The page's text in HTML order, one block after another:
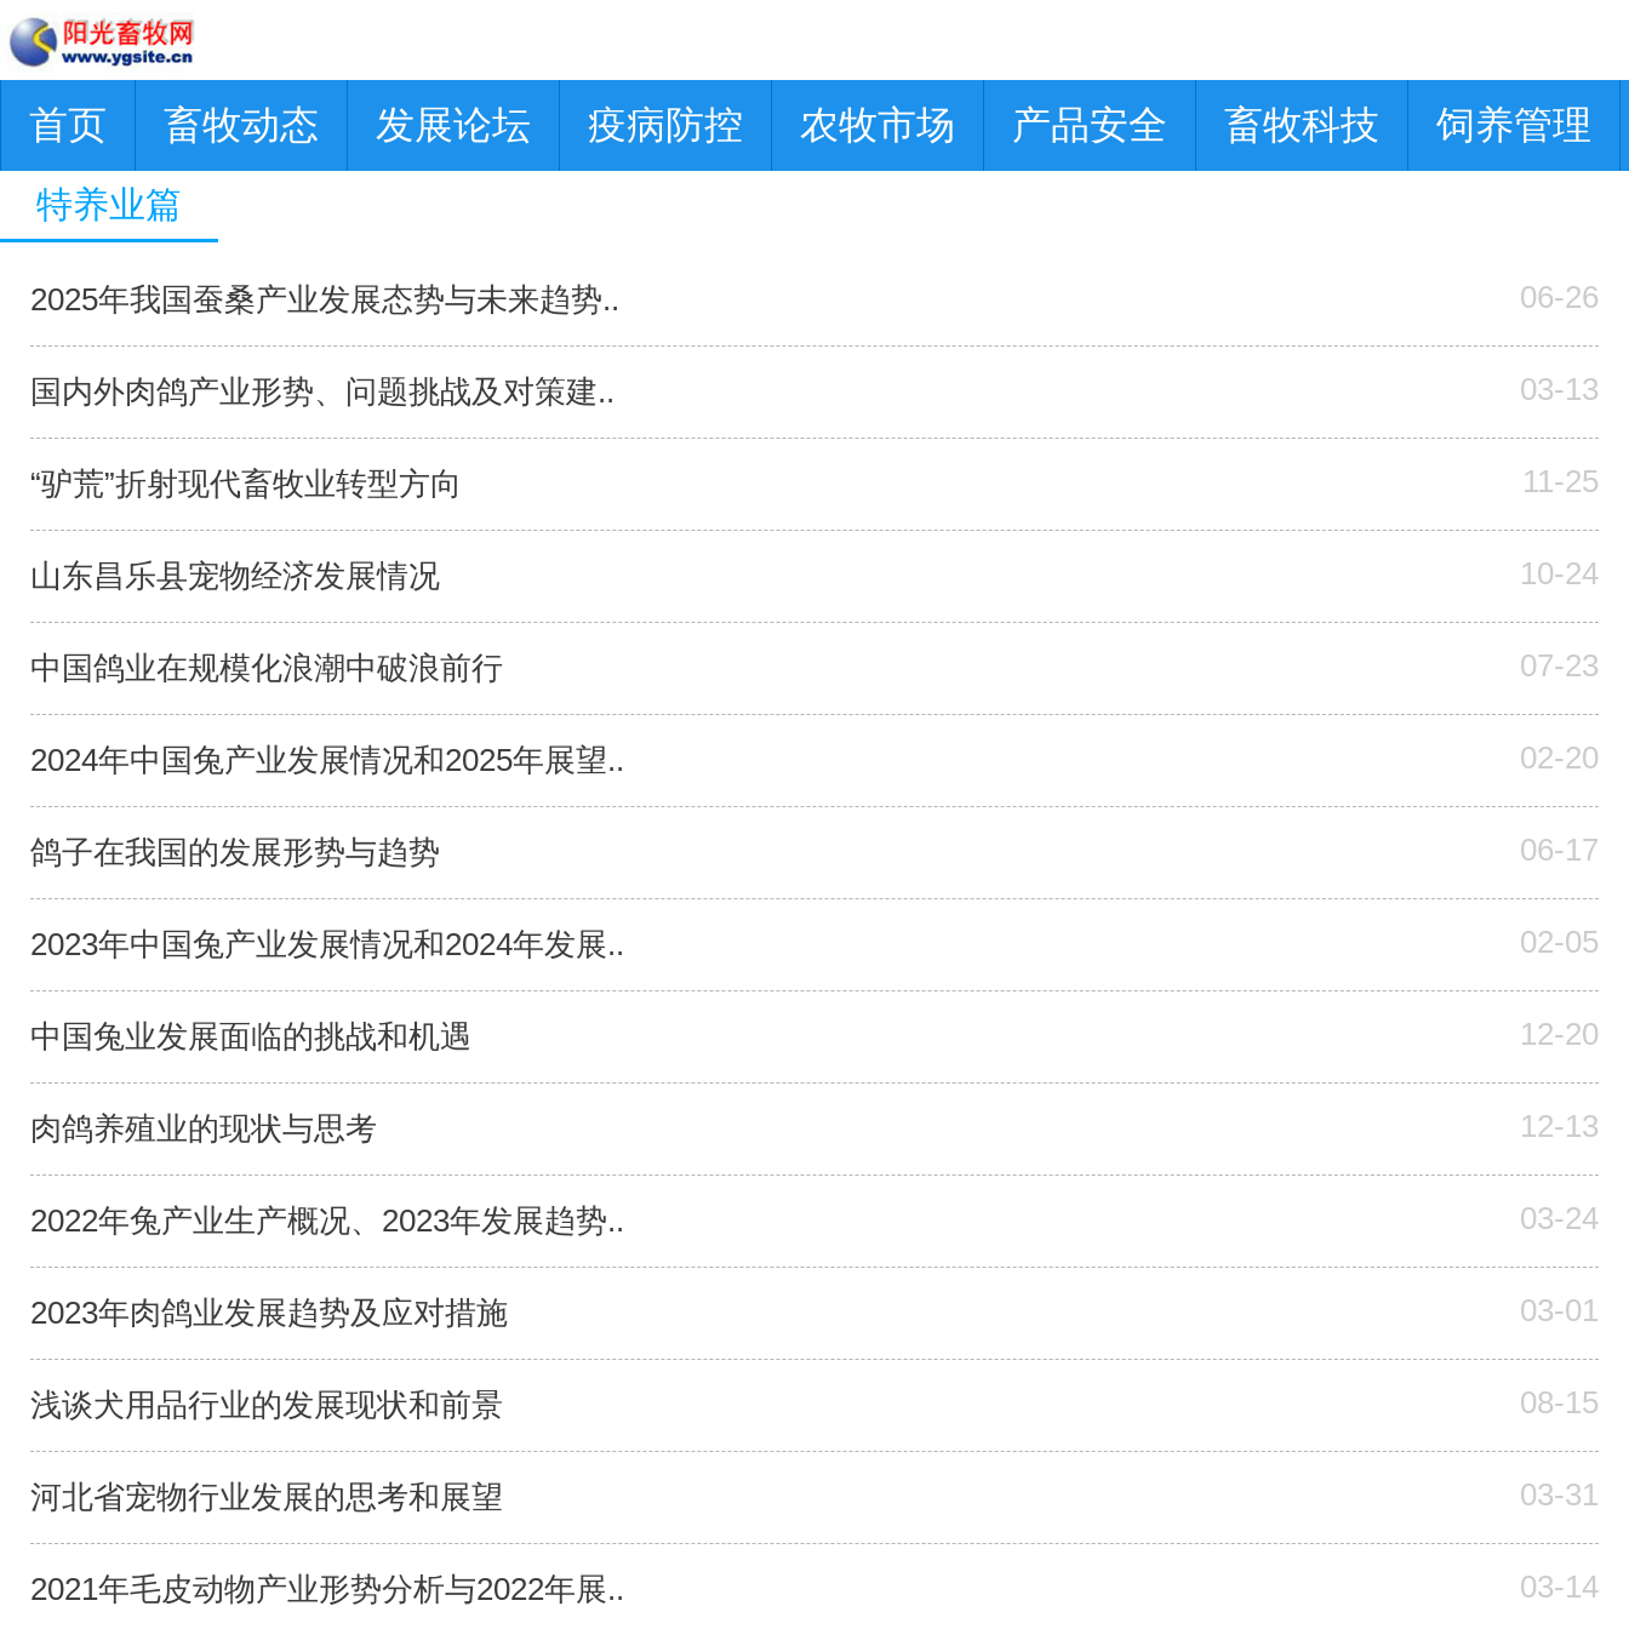
首页 畜牧动态 发展论坛 疫病防控 农牧市场 产品安全 畜牧科技 饲养管理
特养业篇
2025年我国蚕桑产业发展态势与未来趋势.. 06-26
国内外肉鸽产业形势、问题挑战及对策建.. 03-13
“驴荒”折射现代畜牧业转型方向 11-25
山东昌乐县宠物经济发展情况 10-24
中国鸽业在规模化浪潮中破浪前行 07-23
2024年中国兔产业发展情况和2025年展望.. 02-20
鸽子在我国的发展形势与趋势 06-17
2023年中国兔产业发展情况和2024年发展.. 02-05
中国兔业发展面临的挑战和机遇 12-20
肉鸽养殖业的现状与思考 12-13
2022年兔产业生产概况、2023年发展趋势.. 03-24
2023年肉鸽业发展趋势及应对措施 03-01
浅谈犬用品行业的发展现状和前景 08-15
河北省宠物行业发展的思考和展望 03-31
2021年毛皮动物产业形势分析与2022年展.. 03-14